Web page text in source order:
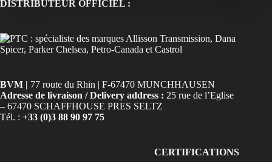
DISTRIBUTEUR OFFICIEL :
BVM | 77 route du Rhin | F-67470 MUNCHHAUSEN
Adresse de livraison / Delivery address : 25 rue de l’Eglise
– 67470 SCHAFFHOUSE PRES SELTZ
Tél. : +33 (0)3 88 90 97 75
CERTIFICATIONS